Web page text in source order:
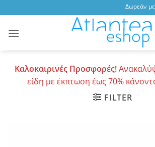
to
content
Δωρεάν
Καλοκαιρινές Προσφορές!
είδη με έκπτωση έως 70%
FILTER